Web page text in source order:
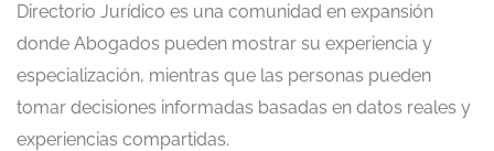
Directorio Jurídico es una comunidad en expansión
donde Abogados pueden mostrar su experiencia y
especialización, mientras que las personas pueden
tomar decisiones informadas basadas en datos reales y
experiencias compartidas.